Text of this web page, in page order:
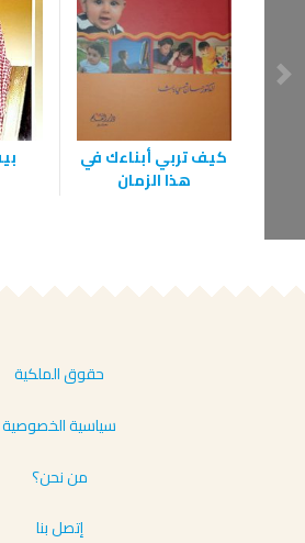
كيف تربي أبناءك في
هذا الزمان
حقوق الملكية
سياسية الخصوصية
من نحن؟
إتصل بنا